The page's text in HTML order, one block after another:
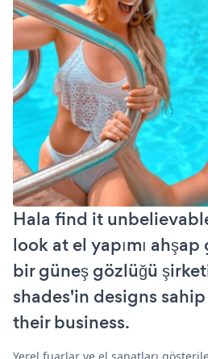
Hala find it
look at el yapımı
bir güneş gözlüğü
shades'in designs
their business.
Yerel fuarlar ve el sanatları